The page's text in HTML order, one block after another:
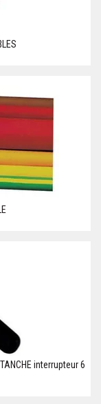
interrupteur 6